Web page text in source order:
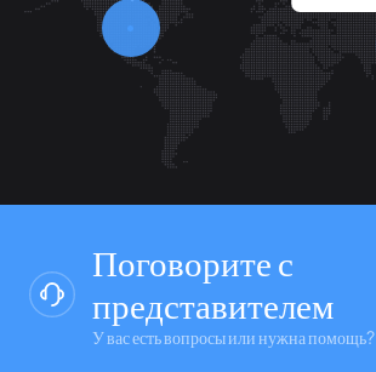
Поговорите с
представителем
У вас есть вопросы или нужна помощь?